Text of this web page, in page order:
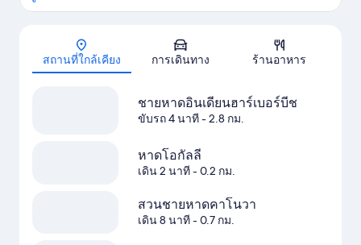
แผนที่
สถานที่ใกล้เคียง การเดินทาง ร้านอาหาร
ชายหาดอินเดียนฮาร์เบอร์บีช
ขับรถ 4 นาที- 2.8 กม.
หาดโอกัลลี
เดิน 2 นาที- 0.2 กม.
สวนชายหาดคาโนวา
เดิน 8 นาที- 0.7 กม.